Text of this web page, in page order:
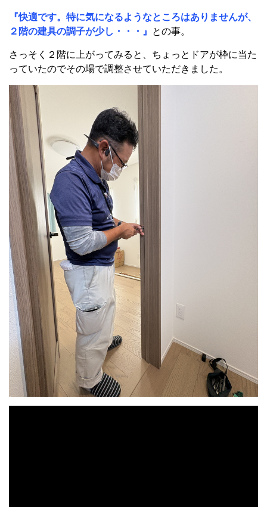
『快適です。特に気になるようなところはありませんが、
２階の建具の調子が少し・・・』
との事。
さっそく２階に上がってみると、ちょっとドアが枠に当た
っていたのでその場で調整させていただきました。